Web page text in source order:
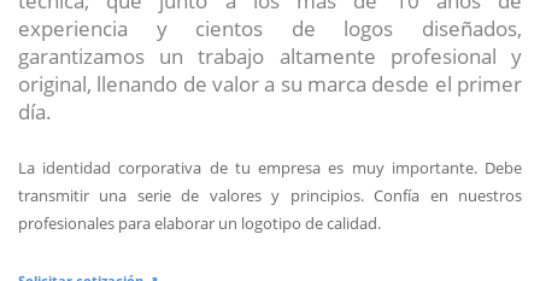
experiencia y cientos de logos diseñados,
garantizamos un trabajo altamente profesional y
original, llenando de valor a su marca desde el primer
día.
La identidad corporativa de tu empresa es muy importante. Debe
transmitir una serie de valores y principios. Confía en nuestros
profesionales para elaborar un logotipo de calidad.